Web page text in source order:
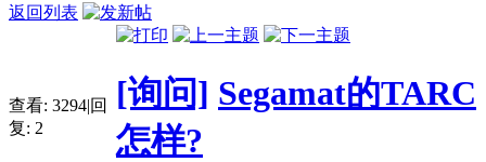
返回列表
查看: 3294|回
复: 2
[询问] Segamat的TARC
怎样?